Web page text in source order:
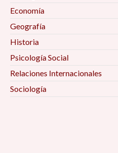
Economía
Geografía
Historia
Psicología Social
Relaciones Internacionales
Sociología